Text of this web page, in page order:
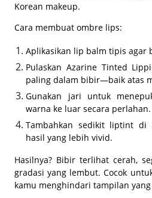
Korean makeup.
Cara membuat ombre lips:
Aplikasikan lip balm tipis agar
Pulaskan Azarine Tinted
paling dalam bibir—baik atas
Gunakan jari untuk
warna ke luar secara perlahan.
Tambahkan sedikit liptint di
hasil yang lebih vivid.
Hasilnya? Bibir terlihat cerah,
gradasi yang lembut. Cocok
kamu menghindari tampilan